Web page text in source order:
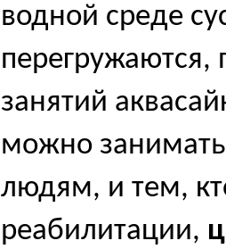
водной среде
перегружаются,
занятий
можно
людям, и тем,
реабилитации,